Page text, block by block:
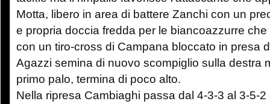
Motta, libero in area di battere Zanchi con un
e propria doccia fredda per le biancoazzurre che
con un tiro-cross di Campana bloccato in presa
Agazzi semina di nuovo scompiglio sulla destra
primo palo, termina di poco alto.
Nella ripresa Cambiaghi passa dal 4-3-3 al 3-5-